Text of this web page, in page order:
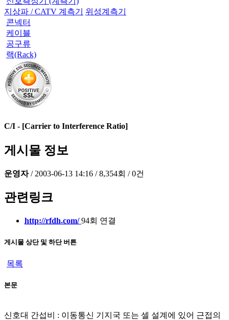
지상파 / CATV 계측기
위성계측기
콘넥터
케이블
공구류
랙(Rack)
C/I - [Carrier to Interference Ratio]
게시물 정보
운영자 / 2003-06-13 14:16 / 8,354회 / 0건
관련링크
http://rfdh.com/ 94회 연결
게시물 상단 및 하단 버튼
목록
본문
신호대 간섭비 : 이동통신 기지국 또는 셀 설계에 있어 근접의